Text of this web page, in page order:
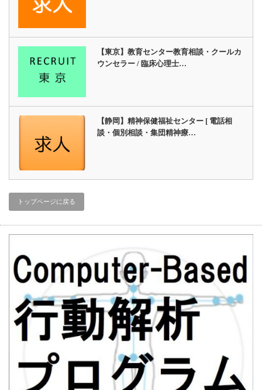
【東京】教育センター教育相談・クールカ
ウンセラー / 臨床心理士…
【静岡】精神保健福祉センター [ 電話相
談・個別相談・集団精神療…
トップページに戻る